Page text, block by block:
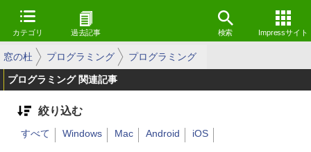
カテゴリ 過去記事 検索 Impressサイト
窓の杜 プログラミング プログラミング
プログラミング 関連記事
絞り込む
すべて Windows Mac Android iOS